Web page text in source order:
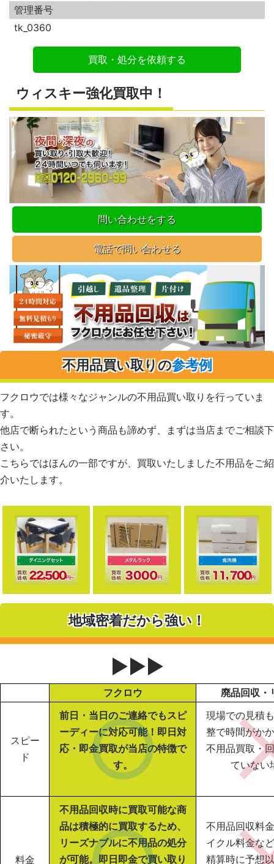
管理番号
tk_0360
買取・処分を依頼する
ウィスキー強化買取中！
問い合わせをする
電話で問い合わせる
不用品買い取りの参考例
フクロウでは様々なジャンルの不用品買い取りを行っていま
す。
他店で断られたという商品も諦めず、まずは当店までご相談下
さい。
こちらではほんの一部ですが、買取いたしました不用品をご紹
介いたします。
地域密着だから強い！
▶▶▶
フクロウ 廃品回収・
スピー
ド
前日・当日のご連絡でもスピ
ーディーに対応可能！即日対
応・即金買取が当店の特徴で
す。
現場での見積
整で時間がか
不用品買取・
ていない
料金
不用品回収時に買取可能な商
品は積極的に買取するため、
リーズナブルに不用品の処分
が可能。即日即金で買い取り
不用品回収料
イクル料金な
精算時に予想